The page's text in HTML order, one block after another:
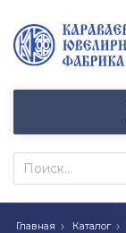
Главная Каталог